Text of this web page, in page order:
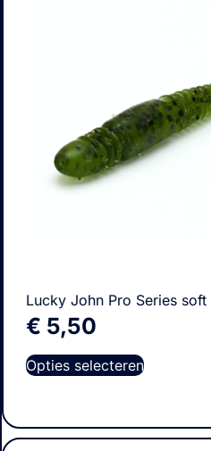
Lucky John Pro Series
€ 5,50
Opties selecteren